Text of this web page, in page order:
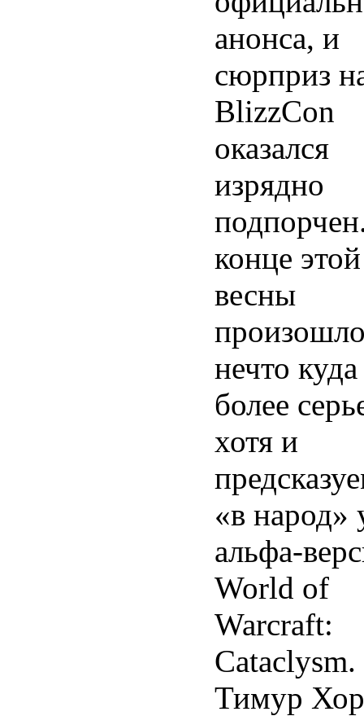
анонса, и
сюрприз
BlizzCon
оказался
изрядно
конце этой
весны
нечто куда
более
хотя и
«в народ»
альфа-
World of
Warcraft:
Cataclysm.
Тимур